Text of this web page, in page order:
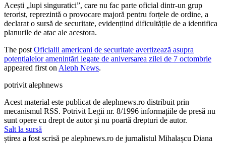
Acești „lupi singuratici”, care nu fac parte oficial dintr-un grup
terorist, reprezintă o provocare majoră pentru forțele de ordine, a
declarat o sursă de securitate, evidențiind dificultățile de a identifica
planurile de atac ale acestora.
The post Oficialii americani de securitate avertizează asupra
potențialelor amenințări legate de aniversarea zilei de 7 octombrie
appeared first on Aleph News.
potrivit alephnews
Acest material este publicat de alephnews.ro distribuit prin
mecanismul RSS. Potrivit Legii nr. 8/1996 informațiile de presă nu
sunt opere cu drept de autor și nu poartă drepturi de autor.
Salt la sursă
știrea a fost scrisă pe alephnews.ro de jurnalistul Mihalașcu Diana